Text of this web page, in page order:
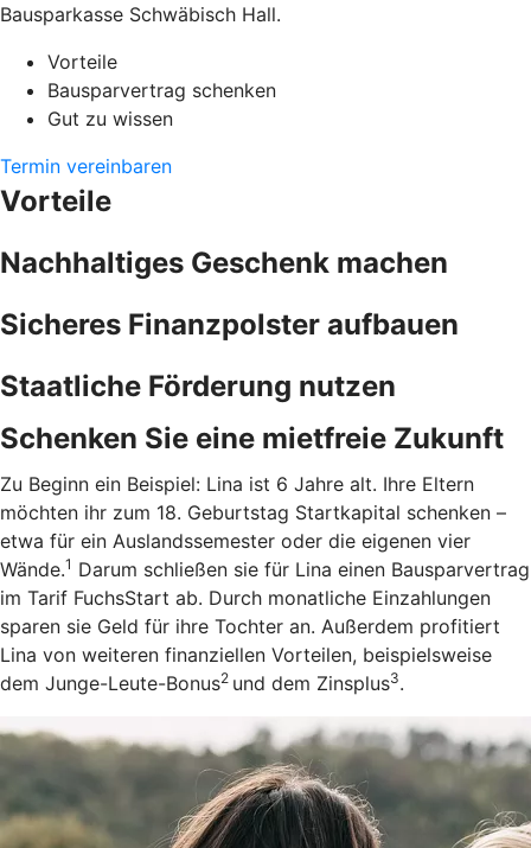
Bausparkasse Schwäbisch Hall.
Vorteile
Bausparvertrag schenken
Gut zu wissen
Termin vereinbaren
Vorteile
Nachhaltiges Geschenk machen
Sicheres Finanzpolster aufbauen
Staatliche Förderung nutzen
Schenken Sie eine mietfreie Zukunft
Zu Beginn ein Beispiel: Lina ist 6 Jahre alt. Ihre Eltern
möchten ihr zum 18. Geburtstag Startkapital schenken –
etwa für ein Auslandssemester oder die eigenen vier
Wände.1 Darum schließen sie für Lina einen Bausparvertrag
im Tarif FuchsStart ab. Durch monatliche Einzahlungen
sparen sie Geld für ihre Tochter an. Außerdem profitiert
Lina von weiteren finanziellen Vorteilen, beispielsweise
dem Junge-Leute-Bonus2 und dem Zinsplus3.